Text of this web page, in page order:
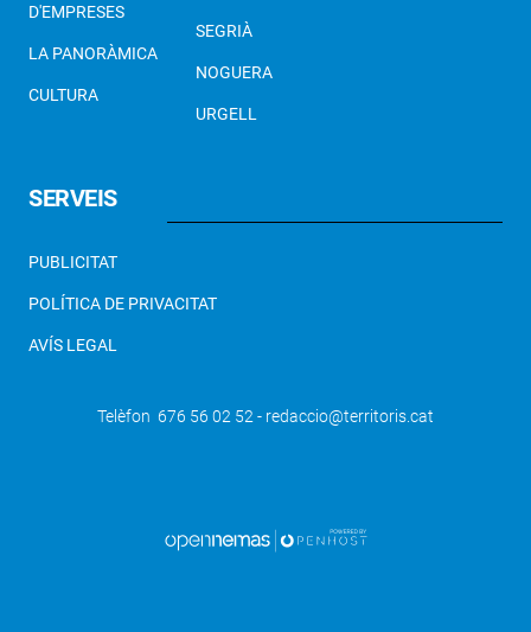
D'EMPRESES
LA PANORÀMICA
CULTURA
SEGRIÀ
NOGUERA
URGELL
SERVEIS
PUBLICITAT
POLÍTICA DE PRIVACITAT
AVÍS LEGAL
Telèfon 676 56 02 52 - redaccio@territoris.cat